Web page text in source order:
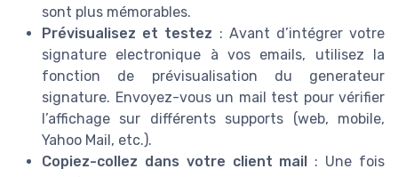
sont plus mémorables.
Prévisualisez et testez : Avant d’intégrer votre
signature electronique à vos emails, utilisez la
fonction de prévisualisation du generateur
signature. Envoyez-vous un mail test pour vérifier
l’affichage sur différents supports (web, mobile,
Yahoo Mail, etc.).
Copiez-collez dans votre client mail : Une fois